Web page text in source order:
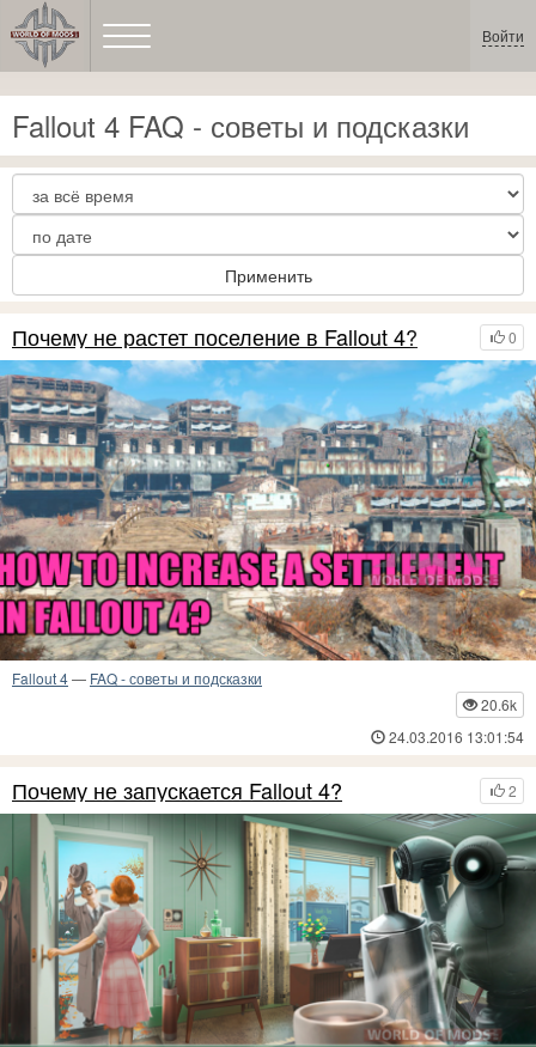
Войти
Fallout 4 FAQ - советы и подсказки
Применить
0
Почему не растет поселение в Fallout 4?
Fallout 4— FAQ - советы и подсказки
20.6k
24.03.2016 13:01:54
2
Почему не запускается Fallout 4?